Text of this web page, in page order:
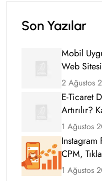
Son Yazılar
Mobil
Web
2 Ağustos
E-Ticaret
Artırılır?
1 Ağustos
CPM,
Rehberi
1 Ağustos